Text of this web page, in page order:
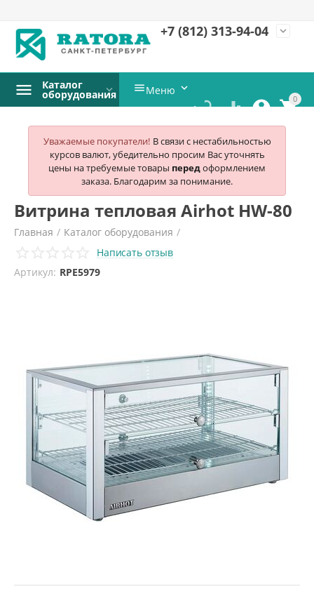
+7 (812) 313-94-04 expand_more
0


 
Каталог
оборудования Меню 
Уважаемые покупатели! В связи с нестабильностью
курсов валют, убедительно просим Вас уточнять
цены на требуемые товары передоформлением
заказа. Благодарим за понимание.
Витрина тепловая Airhot HW-80
Главная / Каталог оборудования /
Оборудование для Фастфуд / Витрины тепловые
/
Написать отзыв
Артикул: RPE5979